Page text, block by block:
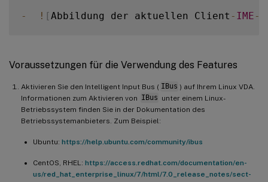
- ! [Abbildung der aktuellen Client - IME -
Voraussetzungen für die Verwendung des Features
Aktivieren Sie den Intelligent Input Bus ( IBus ) auf Ihrem Linux VDA.
Informationen zum Aktivieren von IBus unter einem Linux-
Betriebssystem finden Sie in der Dokumentation des
Betriebssystemanbieters. Zum Beispiel:
Ubuntu: https://help.ubuntu.com/community/ibus
CentOS, RHEL: https://access.redhat.com/documentation/en-
us/red_hat_enterprise_linux/7/html/7.0_release_notes/sect-